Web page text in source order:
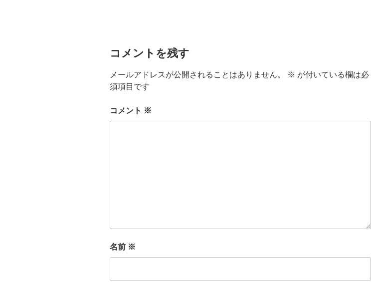
コメントを残す
メールアドレスが公開されることはありません。 ※ が付いている欄は必
須項目です
コメント ※
名前 ※